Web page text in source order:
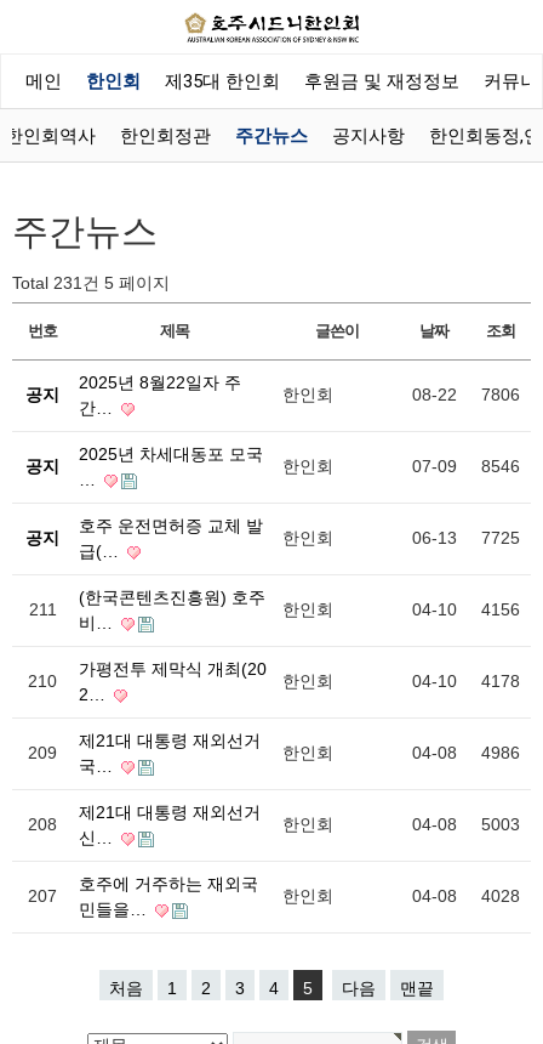
메인 한인회 제35대 한인회 후원금 및 재정정보 커뮤니
한인회역사 한인회정관 주간뉴스 공지사항 한인회동정,
주간뉴스
Total 231건 5 페이지
번호 제목 글쓴이 날짜 조회
공지
2025년 8월22일자 주
간…
한인회 08-22 7806
공지
2025년 차세대동포 모국
한인회 07-09 8546
공지
호주 운전면허증 교체 발
급(…
한인회 06-13 7725
211
(한국콘텐츠진흥원) 호주
비…
한인회 04-10 4156
210
가평전투 제막식 개최(20
2…
한인회 04-10 4178
209
제21대 대통령 재외선거
국…
한인회 04-08 4986
208
제21대 대통령 재외선거
신…
한인회 04-08 5003
207
호주에 거주하는 재외국
민들을…
한인회 04-08 4028
처음 1 2 3 4 5 다음 맨끝